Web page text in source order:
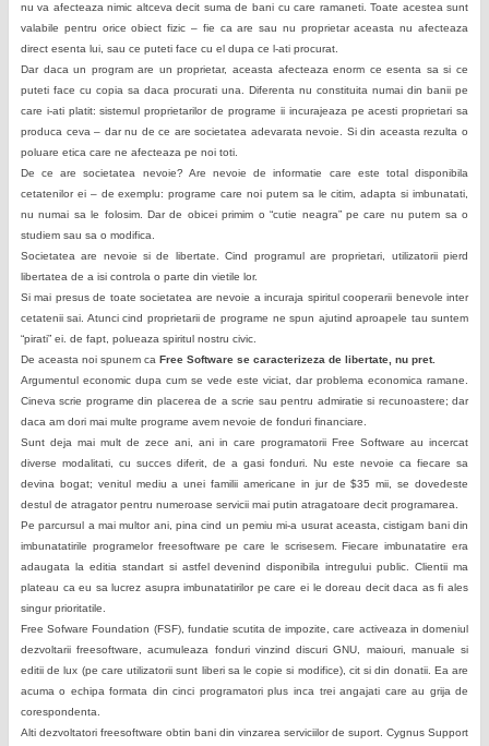
nu va afecteaza nimic altceva decit suma de bani cu care ramaneti. Toate acestea sunt
valabile pentru orice obiect fizic – fie ca are sau nu proprietar aceasta nu afecteaza
direct esenta lui, sau ce puteti face cu el dupa ce l-ati procurat.
Dar daca un program are un proprietar, aceasta afecteaza enorm ce esenta sa si ce
puteti face cu copia sa daca procurati una. Diferenta nu constituita numai din banii pe
care i-ati platit: sistemul proprietarilor de programe ii incurajeaza pe acesti proprietari sa
produca ceva – dar nu de ce are societatea adevarata nevoie. Si din aceasta rezulta o
poluare etica care ne afecteaza pe noi toti.
De ce are societatea nevoie? Are nevoie de informatie care este total disponibila
cetatenilor ei – de exemplu: programe care noi putem sa le citim, adapta si imbunatati,
nu numai sa le folosim. Dar de obicei primim o “cutie neagra” pe care nu putem sa o
studiem sau sa o modifica.
Societatea are nevoie si de libertate. Cind programul are proprietari, utilizatorii pierd
libertatea de a isi controla o parte din vietile lor.
Si mai presus de toate societatea are nevoie a incuraja spiritul cooperarii benevole inter
cetatenii sai. Atunci cind proprietarii de programe ne spun ajutind aproapele tau suntem
“pirati” ei. de fapt, polueaza spiritul nostru civic.
De aceasta noi spunem ca Free Software se caracterizeza de libertate, nu pret.
Argumentul economic dupa cum se vede este viciat, dar problema economica ramane.
Cineva scrie programe din placerea de a scrie sau pentru admiratie si recunoastere; dar
daca am dori mai multe programe avem nevoie de fonduri financiare.
Sunt deja mai mult de zece ani, ani in care programatorii Free Software au incercat
diverse modalitati, cu succes diferit, de a gasi fonduri. Nu este nevoie ca fiecare sa
devina bogat; venitul mediu a unei familii americane in jur de $35 mii, se dovedeste
destul de atragator pentru numeroase servicii mai putin atragatoare decit programarea.
Pe parcursul a mai multor ani, pina cind un pemiu mi-a usurat aceasta, cistigam bani din
imbunatatirile programelor freesoftware pe care le scrisesem. Fiecare imbunatatire era
adaugata la editia standart si astfel devenind disponibila intregului public. Clientii ma
plateau ca eu sa lucrez asupra imbunatatirilor pe care ei le doreau decit daca as fi ales
singur prioritatile.
Free Sofware Foundation (FSF), fundatie scutita de impozite, care activeaza in domeniul
dezvoltarii freesoftware, acumuleaza fonduri vinzind discuri GNU, maiouri, manuale si
editii de lux (pe care utilizatorii sunt liberi sa le copie si modifice), cit si din donatii. Ea are
acuma o echipa formata din cinci programatori plus inca trei angajati care au grija de
corespondenta.
Alti dezvoltatori freesoftware obtin bani din vinzarea serviciilor de suport. Cygnus Support